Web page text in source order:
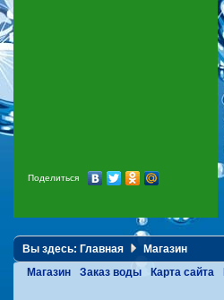
Поделиться
Вы здесь: Главная
Магазин
Магазин
Заказ воды Карта сайта